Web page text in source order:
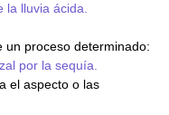
lluvia ácida.
un proceso determinado:
por la sequía.
el aspecto o las